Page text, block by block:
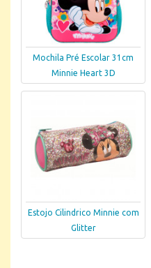
Mochila Pré Escolar 31cm
Minnie Heart 3D
Estojo Cilindrico Minnie com
Glitter